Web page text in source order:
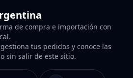
de compra e importación con
tus pedidos y conoce las
sin salir de este sitio.